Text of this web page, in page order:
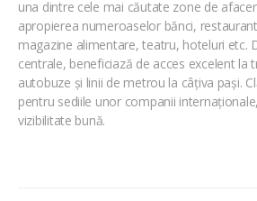
una dintre cele mai căutate zone de
apropierea numeroaselor bănci,
magazine alimentare, teatru, hoteluri etc.
centrale, beneficiază de acces excelent la
autobuze și linii de metrou la câțiva pași.
pentru sediile unor companii
vizibilitate bună.